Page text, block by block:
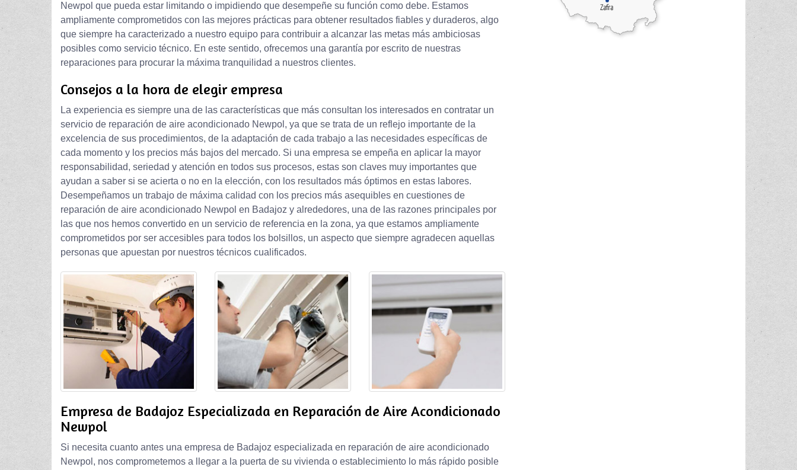
Newpol que pueda estar limitando o impidiendo que desempeñe su función como debe. Estamos
ampliamente comprometidos con las mejores prácticas para obtener resultados fiables y duraderos, algo
que siempre ha caracterizado a nuestro equipo para contribuir a alcanzar las metas más ambiciosas
posibles como servicio técnico. En este sentido, ofrecemos una garantía por escrito de nuestras
reparaciones para procurar la máxima tranquilidad a nuestros clientes.
Consejos a la hora de elegir empresa
La experiencia es siempre una de las características que más consultan los interesados en contratar un
servicio de reparación de aire acondicionado Newpol, ya que se trata de un reflejo importante de la
excelencia de sus procedimientos, de la adaptación de cada trabajo a las necesidades específicas de
cada momento y los precios más bajos del mercado. Si una empresa se empeña en aplicar la mayor
responsabilidad, seriedad y atención en todos sus procesos, estas son claves muy importantes que
ayudan a saber si se acierta o no en la elección, con los resultados más óptimos en estas labores.
Desempeñamos un trabajo de máxima calidad con los precios más asequibles en cuestiones de
reparación de aire acondicionado Newpol en Badajoz y alrededores, una de las razones principales por
las que nos hemos convertido en un servicio de referencia en la zona, ya que estamos ampliamente
comprometidos por ser accesibles para todos los bolsillos, un aspecto que siempre agradecen aquellas
personas que apuestan por nuestros técnicos cualificados.
Empresa de Badajoz Especializada en Reparación de Aire Acondicionado
Newpol
Si necesita cuanto antes una empresa de Badajoz especializada en reparación de aire acondicionado
Newpol, nos comprometemos a llegar a la puerta de su vivienda o establecimiento lo más rápido posible